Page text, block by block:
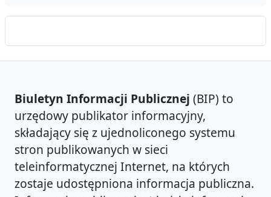
Biuletyn Informacji Publicznej (BIP) to
urzędowy publikator informacyjny,
składający się z ujednoliconego systemu
stron publikowanych w sieci
teleinformatycznej Internet, na których
zostaje udostępniona informacja publiczna.